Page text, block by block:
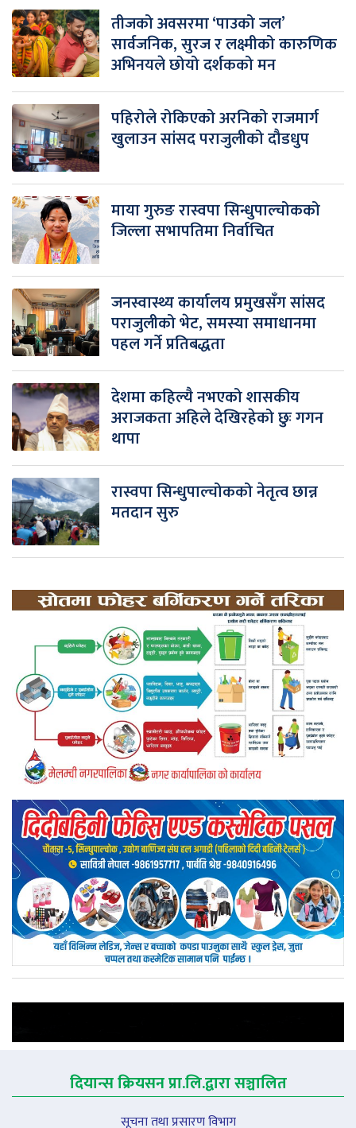
तीजको अवसरमा ‘पाउको जल’
सार्वजनिक, सुरज र लक्ष्मीको कारुणिक
अभिनयले छोयो दर्शकको मन
पहिरोले रोकिएको अरनिको राजमार्ग
खुलाउन सांसद पराजुलीको दौडधुप
माया गुरुङ रास्वपा सिन्धुपाल्चोकको
जिल्ला सभापतिमा निर्वाचित
जनस्वास्थ्य कार्यालय प्रमुखसँग सांसद
पराजुलीको भेट, समस्या समाधानमा
पहल गर्ने प्रतिबद्धता
देशमा कहिल्यै नभएको शासकीय
अराजकता अहिले देखिरहेको छुः गगन
थापा
रास्वपा सिन्धुपाल्चोकको नेतृत्व छान्न
मतदान सुरु
दियान्स क्रियसन प्रा.लि.द्वारा सञ्चालित
सूचना तथा प्रसारण विभाग